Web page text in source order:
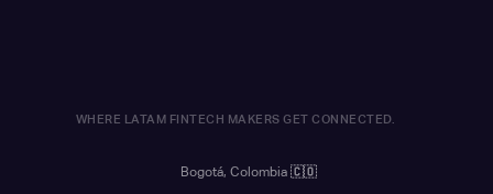
WHERE LATAM FINTECH MAKERS GET CONNECTED.
Bogotá, Colombia 🇨🇴